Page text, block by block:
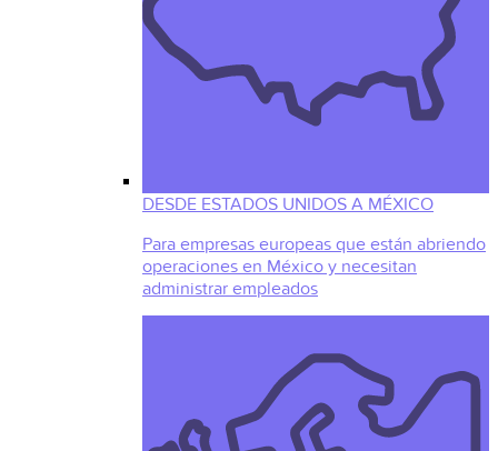
DESDE ESTADOS UNIDOS A MÉXICO
Para empresas europeas que están abriendo
operaciones en México y necesitan
administrar empleados